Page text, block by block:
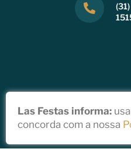
Las Festas informa:
concorda com a nossa